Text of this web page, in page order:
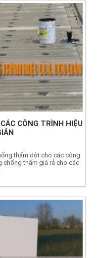
CÔNG TRÌNH HIỆU
thấm dột cho các công
chống thấm giá rẻ cho các